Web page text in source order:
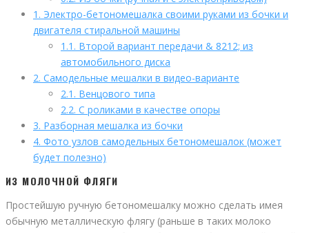
1. Электро-бетономешалка своими руками из бочки и
двигателя стиральной машины
1.1. Второй вариант передачи & 8212; из
автомобильного диска
2. Самодельные мешалки в видео-варианте
2.1. Венцового типа
2.2. С роликами в качестве опоры
3. Разборная мешалка из бочки
4. Фото узлов самодельных бетономешалок (может
будет полезно)
ИЗ МОЛОЧНОЙ ФЛЯГИ
Простейшую ручную бетономешалку можно сделать имея
обычную металлическую флягу (раньше в таких молоко